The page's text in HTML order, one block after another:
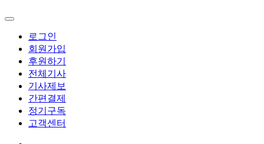
로그인
회원가입
후원하기
전체기사
기사제보
간편결제
정기구독
고객센터